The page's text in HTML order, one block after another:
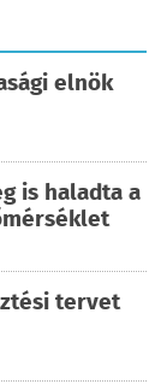
elnök
is haladta a
tervet